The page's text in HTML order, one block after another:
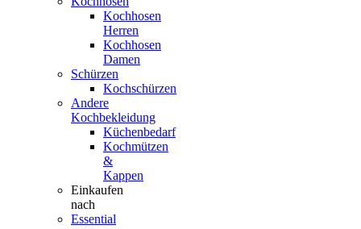
Kochhosen
Herren
Kochhosen
Damen
Schürzen
Kochschürzen
Andere
Kochbekleidung
Küchenbedarf
Kochmützen
&
Kappen
Einkaufen
nach
Essential